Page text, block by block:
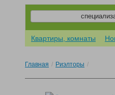
Квартиры, комнаты
Главная / Риэлторы /